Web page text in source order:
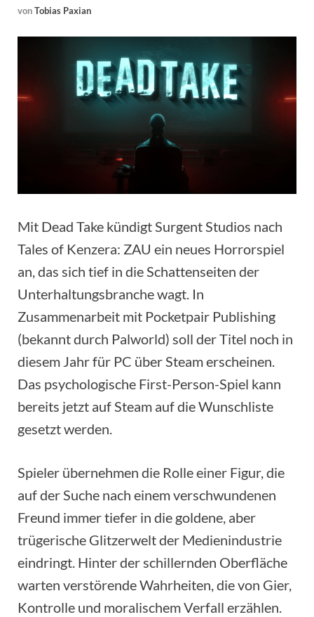
vonTobias Paxian
Mit Dead Take kündigt Surgent Studios nach
Tales of Kenzera: ZAU ein neues Horrorspiel
an, das sich tief in die Schattenseiten der
Unterhaltungsbranche wagt. In
Zusammenarbeit mit Pocketpair Publishing
(bekannt durch Palworld) soll der Titel noch in
diesem Jahr für PC über Steam erscheinen.
Das psychologische First-Person-Spiel kann
bereits jetzt auf Steam auf die Wunschliste
gesetzt werden.
Spieler übernehmen die Rolle einer Figur, die
auf der Suche nach einem verschwundenen
Freund immer tiefer in die goldene, aber
trügerische Glitzerwelt der Medienindustrie
eindringt. Hinter der schillernden Oberfläche
warten verstörende Wahrheiten, die von Gier,
Kontrolle und moralischem Verfall erzählen.